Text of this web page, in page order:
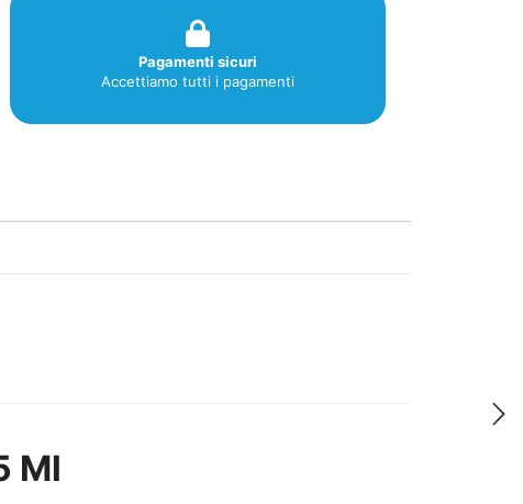
Pagamenti sicuri
Accettiamo tutti i pagamenti
Ml